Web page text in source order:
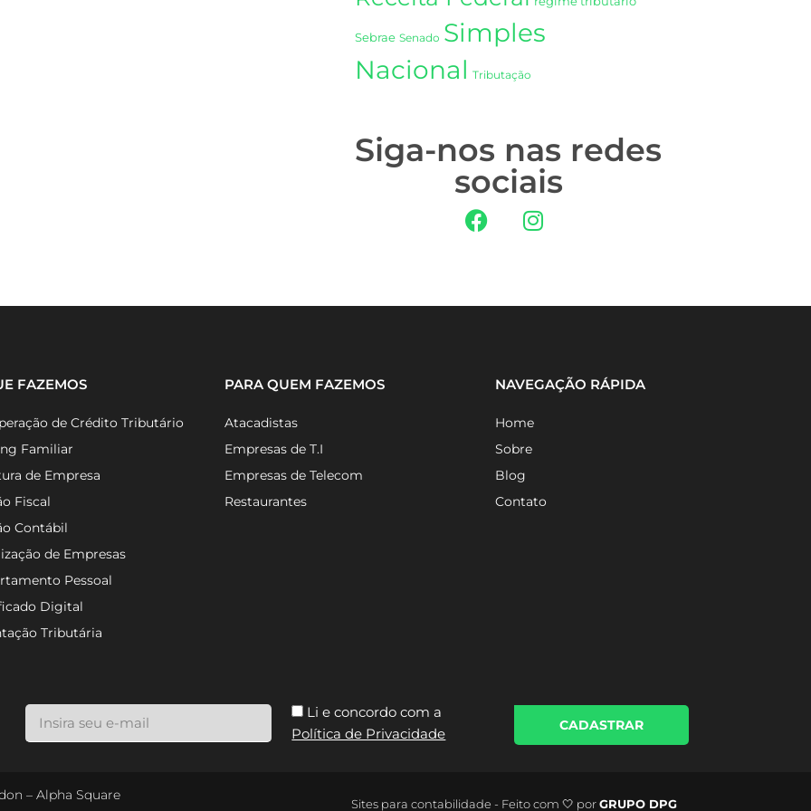
Sebrae Senado Simples
Nacional Tributação
Siga-nos nas redes
sociais
FAZEMOS
de Crédito Tributário
Familiar
de Empresa
Fiscal
Contábil
de Empresas
Pessoal
Digital
Tributária
PARA QUEM FAZEMOS
Atacadistas
Empresas de T.I
Empresas de Telecom
Restaurantes
NAVEGAÇÃO RÁPIDA
Home
Sobre
Blog
Contato
Li e concordo com a
Política de Privacidade
CADASTRAR
– Alpha Square
Sites para contabilidade - Feito com 🤍 porGRUPO DPG